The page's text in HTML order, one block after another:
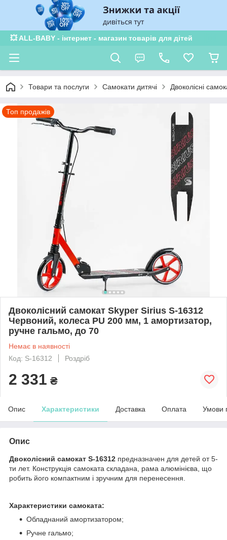
💥 ALL-BABY - інтернет - магазин товарів для дітей
Товари та послуги Самокати дитячі Двоколісні
Топ продажів
Двоколісний самокат Skyper Sirius S-16312
Червоний, колеса PU 200 мм, 1 амортизатор,
ручне гальмо, до 70
Немає в наявності
Код: S-16312
Роздріб
2 331 ₴
Опис Характеристики Доставка Оплата Умови
Опис
Двоколісний самокат S-16312 предназначен для детей от 5-
ти лет. Конструкція самоката складана, рама алюмінієва, що
робить його компактним і зручним для перенесення.
Характеристики самоката:
Обладнаний амортизатором;
Ручне гальмо;